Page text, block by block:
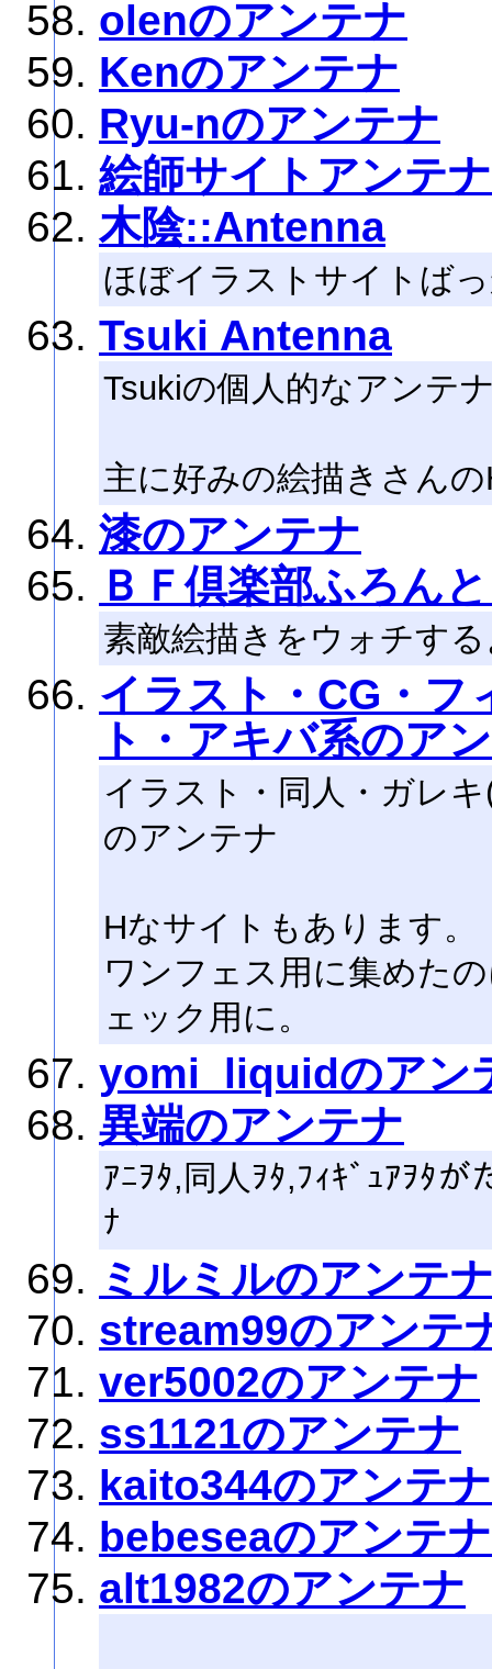
olenのアンテナ
Kenのアンテナ
Ryu-nのアンテナ
絵師サイトアンテナ
木陰::Antenna
ほぼイラストサイトば
Tsuki Antenna
Tsukiの個人的なアンテ
主に好みの絵描きさん
漆のアンテナ
ＢＦ倶楽部ふろん
素敵絵描きをウォチす
イラスト・CG・フ
ト・アキバ系のア
イラスト・同人・ガレ
のアンテナ
Hなサイトもあります。
ワンフェス用に集めた
ェック用に。
yomi_liquidのアン
異端のアンテナ
ｱﾆｦﾀ,同人ｦﾀ,ﾌｨｷﾞｭｱｦﾀ
ﾅ
ミルミルのアンテ
stream99のアンテ
ver5002のアンテナ
ss1121のアンテナ
kaito344のアンテナ
bebeseaのアンテナ
alt1982のアンテナ